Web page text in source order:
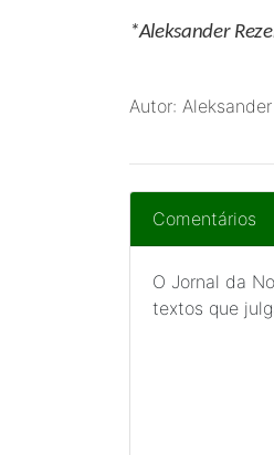
*Aleksander
Autor:
Comentários
O Jornal da
textos que